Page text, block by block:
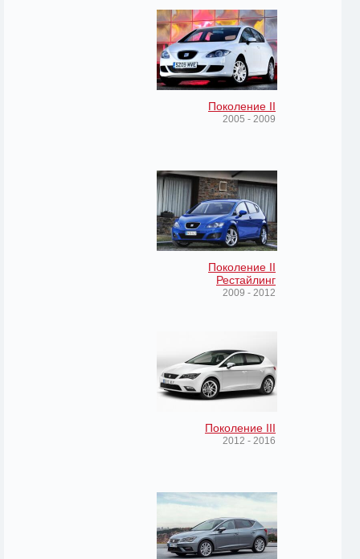
Поколение II
2005 - 2009
Поколение II
Рестайлинг
2009 - 2012
Поколение III
2012 - 2016